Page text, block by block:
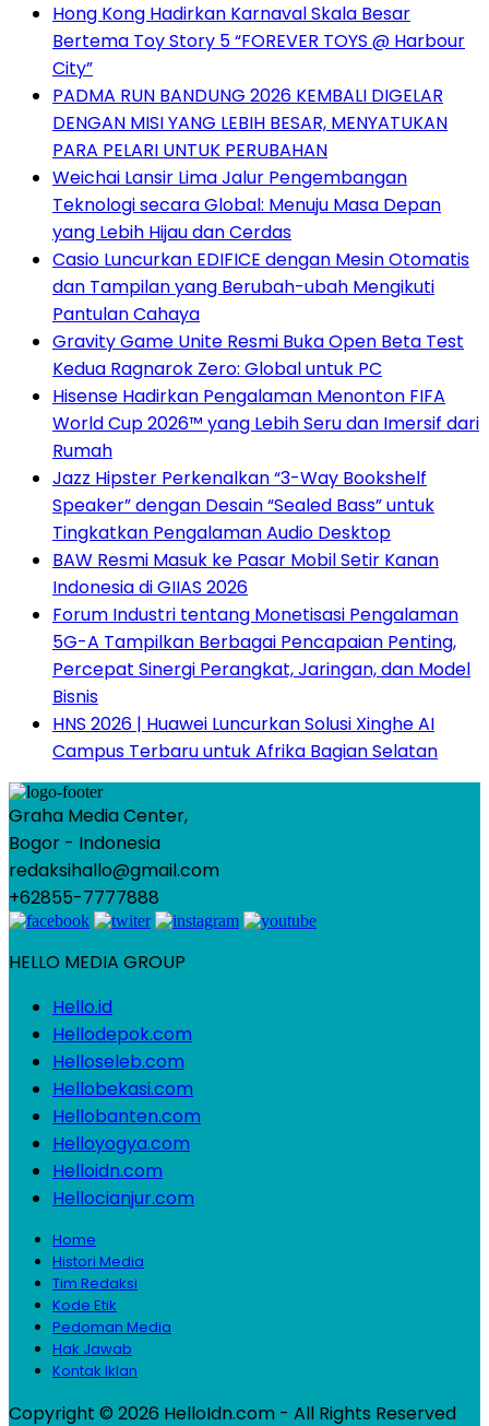
Hong Kong Hadirkan Karnaval Skala Besar
Bertema Toy Story 5 “FOREVER TOYS @ Harbour
City”
PADMA RUN BANDUNG 2026 KEMBALI DIGELAR
DENGAN MISI YANG LEBIH BESAR, MENYATUKAN
PARA PELARI UNTUK PERUBAHAN
Weichai Lansir Lima Jalur Pengembangan
Teknologi secara Global: Menuju Masa Depan
yang Lebih Hijau dan Cerdas
Casio Luncurkan EDIFICE dengan Mesin Otomatis
dan Tampilan yang Berubah-ubah Mengikuti
Pantulan Cahaya
Gravity Game Unite Resmi Buka Open Beta Test
Kedua Ragnarok Zero: Global untuk PC
Hisense Hadirkan Pengalaman Menonton FIFA
World Cup 2026™ yang Lebih Seru dan Imersif dari
Rumah
Jazz Hipster Perkenalkan “3-Way Bookshelf
Speaker” dengan Desain “Sealed Bass” untuk
Tingkatkan Pengalaman Audio Desktop
BAW Resmi Masuk ke Pasar Mobil Setir Kanan
Indonesia di GIIAS 2026
Forum Industri tentang Monetisasi Pengalaman
5G-A Tampilkan Berbagai Pencapaian Penting,
Percepat Sinergi Perangkat, Jaringan, dan Model
Bisnis
HNS 2026 | Huawei Luncurkan Solusi Xinghe AI
Campus Terbaru untuk Afrika Bagian Selatan
Graha Media Center,
Bogor - Indonesia
redaksihallo@gmail.com
+62855-7777888
HELLO MEDIA GROUP
Hello.id
Hellodepok.com
Helloseleb.com
Hellobekasi.com
Hellobanten.com
Helloyogya.com
Helloidn.com
Hellocianjur.com
Home
Histori Media
Tim Redaksi
Kode Etik
Pedoman Media
Hak Jawab
Kontak Iklan
Copyright © 2026 HelloIdn.com - All Rights Reserved